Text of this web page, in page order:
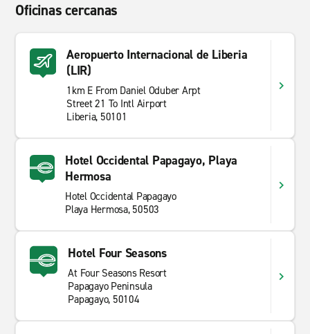
Oficinas cercanas
Aeropuerto Internacional de Liberia
(LIR)
1km E From Daniel Oduber Arpt
Street 21 To Intl Airport
Liberia, 50101
Hotel Occidental Papagayo, Playa
Hermosa
Hotel Occidental Papagayo
Playa Hermosa, 50503
Hotel Four Seasons
At Four Seasons Resort
Papagayo Peninsula
Papagayo, 50104